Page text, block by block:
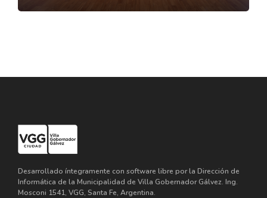
Desarrollado íntegramente con software libre por la Dirección de
Informática de la Municipalidad de Villa Gobernador Gálvez. Ing.
Mosconi 1541, VGG, Santa Fe, Argentina.